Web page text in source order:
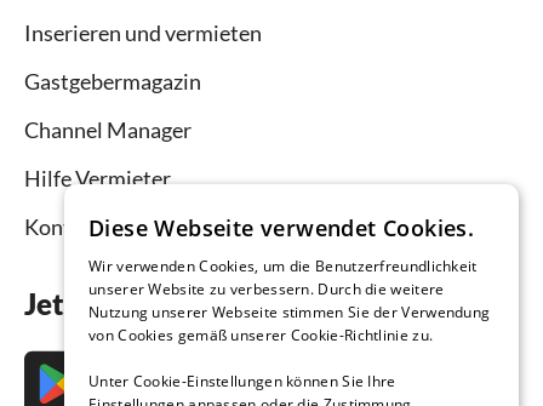
Inserieren und vermieten
Gastgebermagazin
Channel Manager
Hilfe Vermieter
Kontakt
Jetzt die App downloaden
Diese Webseite verwendet Cookies.
Wir verwenden Cookies, um die Benutzerfreundlichkeit
unserer Website zu verbessern. Durch die weitere
Nutzung unserer Webseite stimmen Sie der Verwendung
von Cookies gemäß unserer Cookie-Richtlinie zu.
Unter Cookie-Einstellungen können Sie Ihre